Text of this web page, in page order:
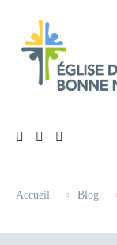
contenu
Accueil Blog